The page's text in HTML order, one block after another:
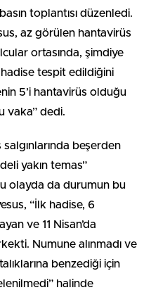
toplantısı düzenledi.
az görülen hantavirüs
ortasında, şimdiye
tespit edildiğini
5’i hantavirüs olduğu
vaka” dedi.
beşerden
yakın temas”
olayda da durumun bu
“İlk hadise, 6
ve 11 Nisan’da
Numune alınmadı ve
benzediği için
halinde